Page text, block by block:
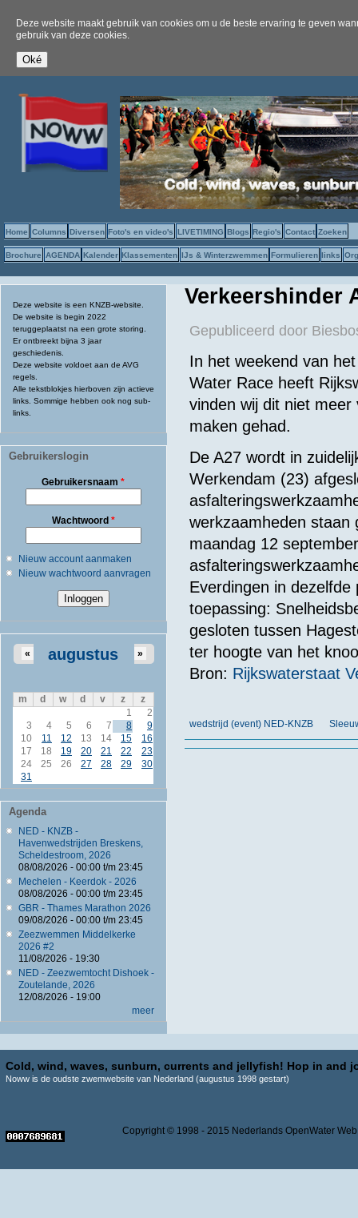
Deze website maakt gebruik van cookies om u de beste ervaring te geven
gebruik van deze cookies.
Home Columns Diversen Foto's en video's LIVETIMING Blogs Regio's Contact Zoeken
Brochure AGENDA Kalender Klassementen IJs & Winterzwemmen Formulieren links
Deze website is een KNZB-website.
De website is begin 2022
teruggeplaatst na een grote storing.
Er ontbreekt bijna 3 jaar
geschiedenis.
Deze website voldoet aan de AVG
regels.
Alle tekstblokjes hierboven zijn actieve
links. Sommige hebben ook nog sub-
links.
Gebruikerslogin
Gebruikersnaam*
Wachtwoord *
Nieuw account aanmaken
Nieuw wachtwoord aanvragen
augustus
« »
m d w d v z
z
1
2
3
4 5 6 7 8
9
10
11 12 13 14 15
16
17
18 19 20 21 22
23
24
25 26 27 28 29
30
31
Agenda
NED - KNZB -
Havenwedstrijden Breskens,
Scheldestroom, 2026
08/08/2026 - 00:00t/m 23:45
Mechelen - Keerdok - 2026
08/08/2026 - 00:00t/m 23:45
GBR - Thames Marathon 2026
09/08/2026 - 00:00t/m 23:45
Zeezwemmen Middelkerke
2026 #2
11/08/2026 - 19:30
NED - Zeezwemtocht Dishoek -
Zoutelande, 2026
12/08/2026 - 19:00
meer
Verkeershinder
Gepubliceerd door
In het weekend van
Water Race heeft
vinden wij dit niet
maken gehad.
De A27 wordt in
Werkendam (23)
werkzaamheden staan
maandag 12
Everdingen in
toepassing:
gesloten tussen
ter hoogte van het
Bron: Rijkswaterstaat
wedstrijd (event) NED-KNZB
Cold, wind, waves, sunburn, currents and jellyfish! Hop in and
Noww is de oudste zwemwebsite van Nederland (augustus 1998 gestart)
Copyright © 1998 - 2015 Nederlands OpenWater